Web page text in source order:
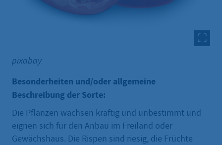
pixabay
Besonderheiten und/oder allgemeine
Beschreibung der Sorte:
Die Pflanzen wachsen kräftig und unbestimmt und
eignen sich für den Anbau im Freiland oder
Gewächshaus. Die Rispen sind riesig, die Früchte